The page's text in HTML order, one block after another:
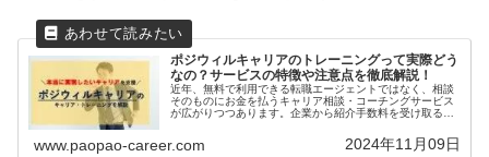
ポジウィルキャリアのトレーニングって実際どう
なの？サービスの特徴や注意点を徹底解説！
近年、無料で利用できる転職エージェントではなく、相談
そのものにお金を払うキャリア相談・コーチングサービス
が広がりつつあります。企業から紹介手数料を受け取る
ものにフォーカスするため、本質的な...
www.paopao-career.com 2024年11月09日